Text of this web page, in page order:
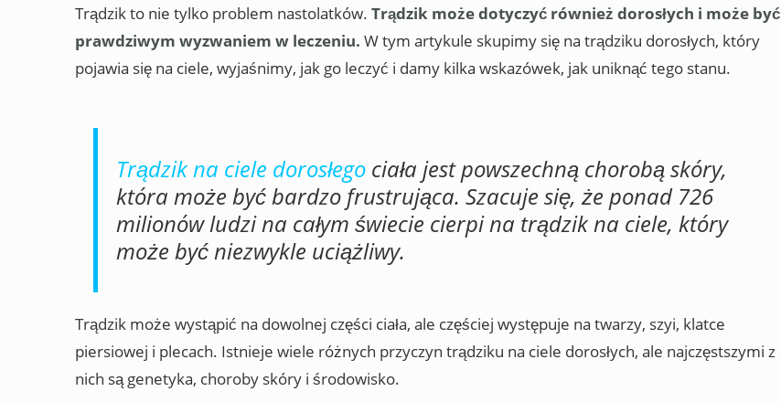
Trądzik to nie tylko problem nastolatków. Trądzik może dotyczyć również dorosłych i może być
prawdziwym wyzwaniem w leczeniu. W tym artykule skupimy się na trądziku dorosłych, który
pojawia się na ciele, wyjaśnimy, jak go leczyć i damy kilka wskazówek, jak uniknąć tego stanu.
Trądzik na ciele dorosłego ciała jest powszechną chorobą skóry,
która może być bardzo frustrująca. Szacuje się, że ponad 726
milionów ludzi na całym świecie cierpi na trądzik na ciele, który
może być niezwykle uciążliwy.
Trądzik może wystąpić na dowolnej części ciała, ale częściej występuje na twarzy, szyi, klatce
piersiowej i plecach. Istnieje wiele różnych przyczyn trądziku na ciele dorosłych, ale najczęstszymi z
nich są genetyka, choroby skóry i środowisko.